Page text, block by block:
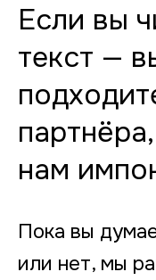
Если вы
текст —
нам
Пока вы
или нет, мы